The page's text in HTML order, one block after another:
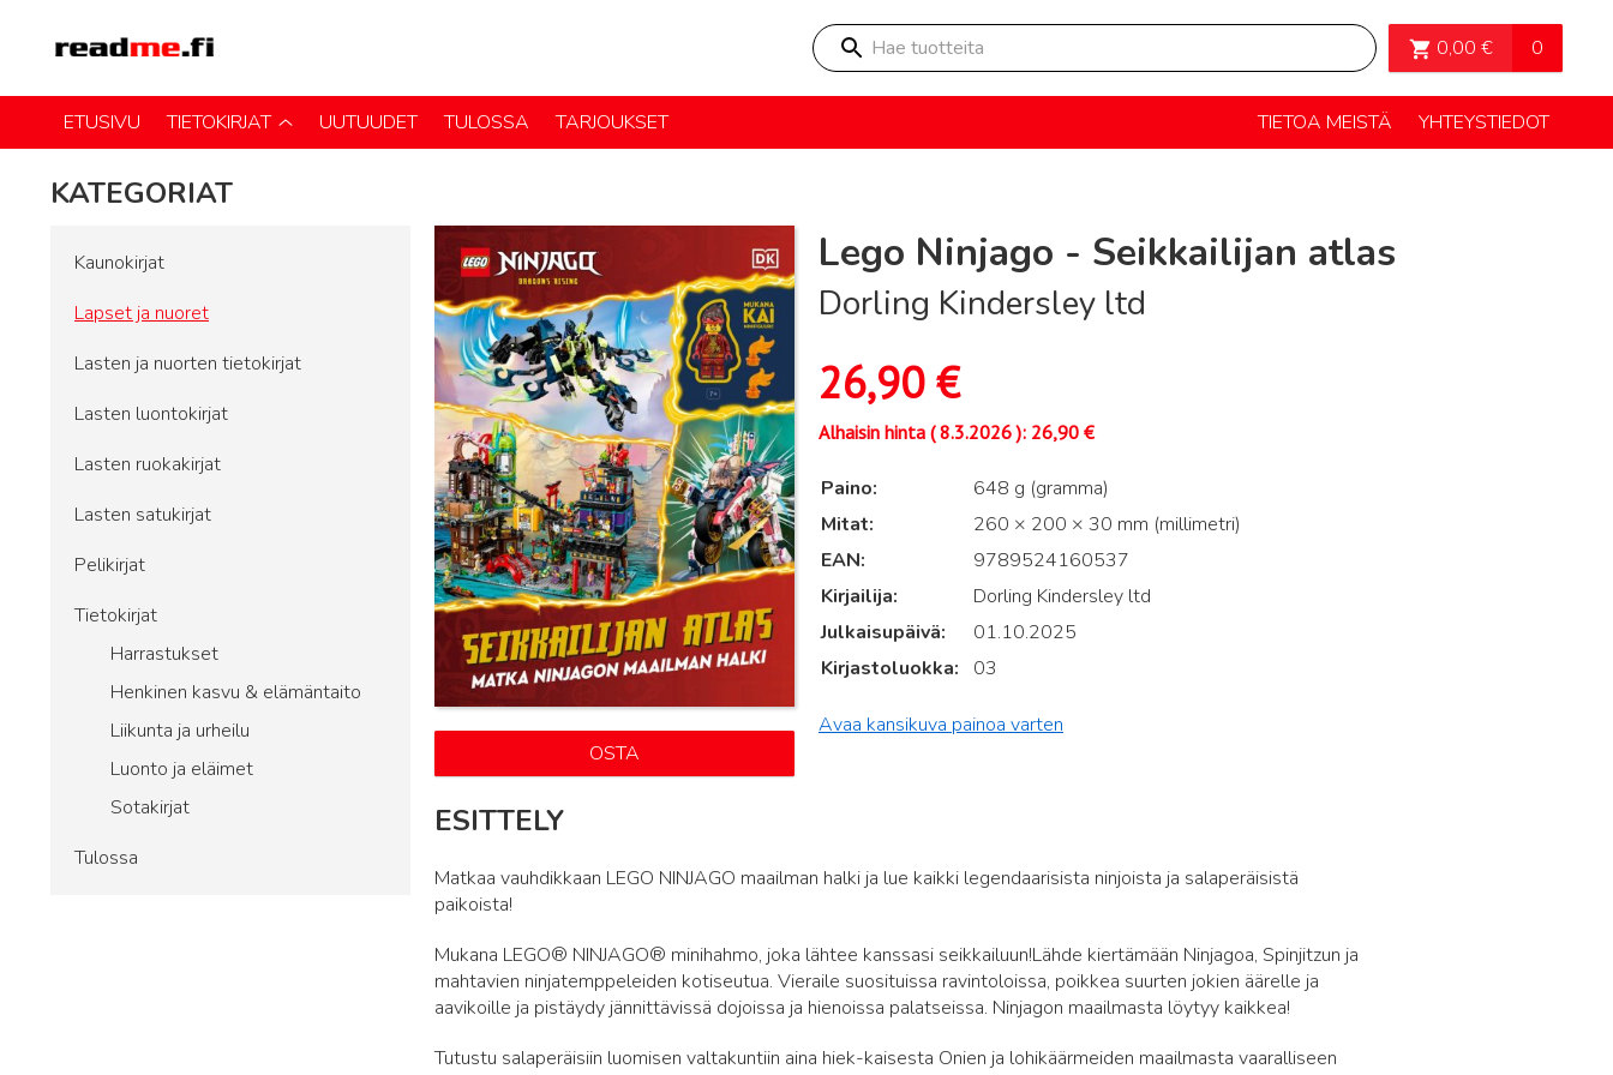
Hae tuotteita 0,00 € 0
OSTOSKORI>
ETUSIVU TIETOKIRJAT UUTUUDET TULOSSA TARJOUKSET TIETOA MEISTÄ YHTEYSTIEDOT
KATEGORIAT
Kaunokirjat
Lapset ja nuoret
Lasten ja nuorten tietokirjat
Lasten luontokirjat
Lasten ruokakirjat
Lasten satukirjat
Pelikirjat
Tietokirjat
Harrastukset
Henkinen kasvu & elämäntaito
Liikunta ja urheilu
Luonto ja eläimet
Sotakirjat
Tulossa
OSTA
Lego Ninjago - Seikkailijan atlas
Dorling Kindersley ltd
26,90€
Alhaisin hinta (8.3.2026): 26,90 €
Paino
648 g (gramma)
Mitat
260 × 200 × 30 mm (millimetri)
EAN
9789524160537
Kirjailija
Dorling Kindersley ltd
Julkaisupäivä
01.10.2025
Kirjastoluokka
03
Avaa kansikuva painoa varten
ESITTELY
Matkaa vauhdikkaan LEGO NINJAGO maailman halki ja lue kaikki legendaarisista ninjoista ja salaperäisistä
paikoista!
Mukana LEGO® NINJAGO® minihahmo, joka lähtee kanssasi seikkailuun!Lähde kiertämään Ninjagoa, Spinjitzun ja
mahtavien ninjatemppeleiden kotiseutua. Vieraile suosituissa ravintoloissa, poikkea suurten jokien äärelle ja
aavikoille ja pistäydy jännittävissä dojoissa ja hienoissa palatseissa. Ninjagon maailmasta löytyy kaikkea!
Tutustu salaperäisiin luomisen valtakuntiin aina hiek-kaisesta Onien ja lohikäärmeiden maailmasta vaaralliseen